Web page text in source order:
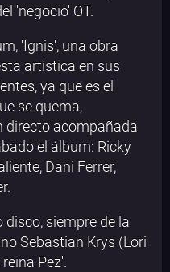
'negocio' OT.
'Ignis', una obra
artística en sus
ya que es el
se quema,
directo acompañada
el álbum: Ricky
Dani Ferrer,
siempre de la
Sebastian Krys (Lori
Pez'.